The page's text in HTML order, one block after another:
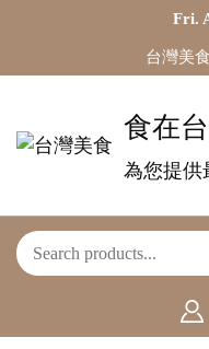
Fri.
台灣美
食在
為您提供